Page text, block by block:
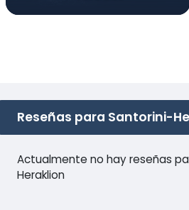
Reseñas para Santorini-
Actualmente no hay reseñas
Heraklion